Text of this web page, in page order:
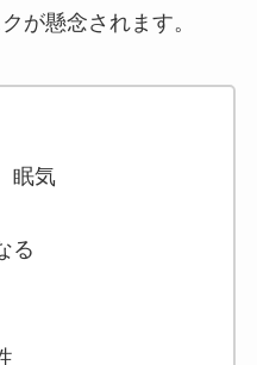
が懸念されます。
眠気
る